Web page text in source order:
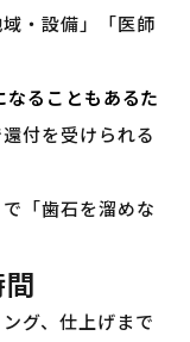
・設備」「医師
ることもあるた
付を受けられる
「歯石を溜めな
グ、仕上げまで